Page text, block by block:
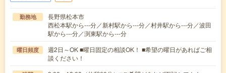
勤務地
長野県松本市
西松本駅から---分／新村駅から---分／村井駅から---分／波田
駅から---分／渕東駅から---分
曜日頻度
週2日～OK ■曜日固定の相談OK！ ■希望の曜日があればご相
談ください！